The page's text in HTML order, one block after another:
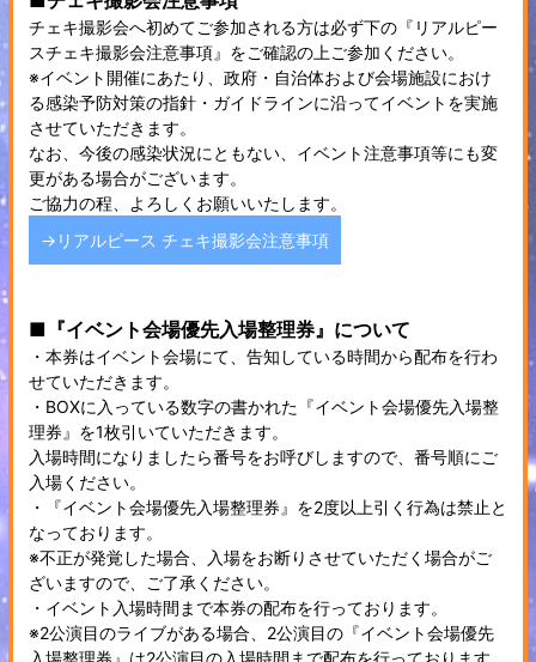
チェキ撮影会へ初めてご参加される方は必ず下の『リアルピー
スチェキ撮影会注意事項』をご確認の上ご参加ください。
※イベント開催にあたり、政府・自治体および会場施設におけ
る感染予防対策の指針・ガイドラインに沿ってイベントを実施
させていただきます。
なお、今後の感染状況にともない、イベント注意事項等にも変
更がある場合がございます。
ご協力の程、よろしくお願いいたします。
→リアルピース チェキ撮影会注意事項
■『イベント会場優先入場整理券』について
・本券はイベント会場にて、告知している時間から配布を行わ
せていただきます。
・BOXに入っている数字の書かれた『イベント会場優先入場整
理券』を1枚引いていただきます。
入場時間になりましたら番号をお呼びしますので、番号順にご
入場ください。
・『イベント会場優先入場整理券』を2度以上引く行為は禁止と
なっております。
※不正が発覚した場合、入場をお断りさせていただく場合がご
ざいますので、ご了承ください。
・イベント入場時間まで本券の配布を行っております。
※2公演目のライブがある場合、2公演目の『イベント会場優先
入場整理券』は2公演目の入場時間まで配布を行っております。